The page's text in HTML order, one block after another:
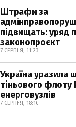
Штрафи за
підвищать: уряд
законопроєкт
7 СЕРПНЯ, 11:23
Україна уразила
тіньового флоту
енерговузлів
7 СЕРПНЯ, 18:10